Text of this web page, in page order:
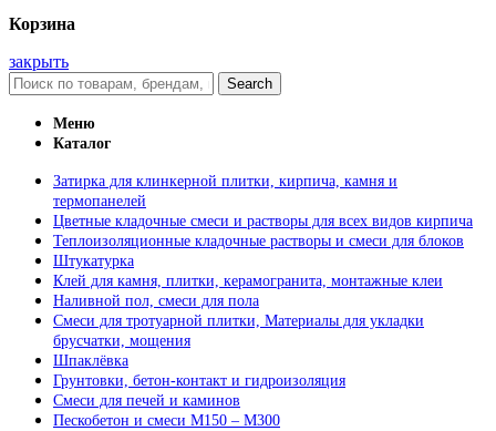
Корзина
закрыть
Search
Меню
Каталог
Затирка для клинкерной плитки, кирпича, камня и
термопанелей
Цветные кладочные смеси и растворы для всех видов кирпича
Теплоизоляционные кладочные растворы и смеси для блоков
Штукатурка
Клей для камня, плитки, керамогранита, монтажные клеи
Наливной пол, смеси для пола
Смеси для тротуарной плитки, Материалы для укладки
брусчатки, мощения
Шпаклёвка
Грунтовки, бетон-контакт и гидроизоляция
Смеси для печей и каминов
Пескобетон и смеси М150 – М300